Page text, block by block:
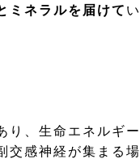
ミネラルを届けて
り、生命エネルギ
交感神経が集まる